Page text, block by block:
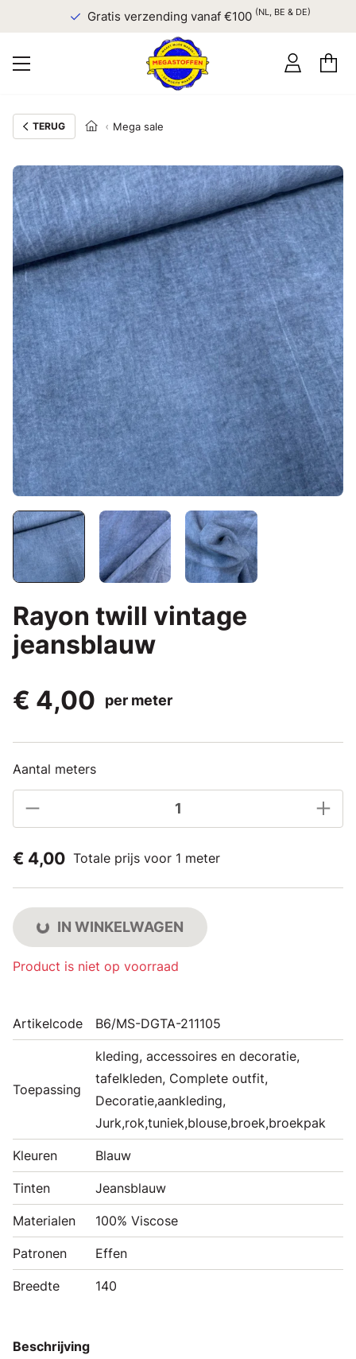
Gratis verzending vanaf €100 (NL, BE & DE)
TERUG Mega sale
Rayon twill vintage
jeansblauw
€ 4,00
per meter
Aantal meters
€ 4,00 Totale prijs voor 1 meter
IN WINKELWAGEN
Product is niet op voorraad
Artikelcode B6/MS-DGTA-211105
Toepassing
kleding, accessoires en decoratie,
tafelkleden, Complete outfit,
Decoratie,aankleding,
Jurk,rok,tuniek,blouse,broek,broekpak
Kleuren Blauw
Tinten Jeansblauw
Materialen 100% Viscose
Patronen Effen
Breedte 140
Beschrijving